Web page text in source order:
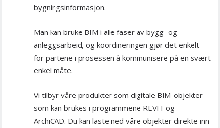
bygningsinformasjon.
Man kan bruke BIM i alle faser av bygg- og
anleggsarbeid, og koordineringen gjør det enkelt
for partene i prosessen å kommunisere på en svært
enkel måte.
Vi tilbyr våre produkter som digitale BIM-objekter
som kan brukes i programmene REVIT og
ArchiCAD. Du kan laste ned våre objekter direkte inn